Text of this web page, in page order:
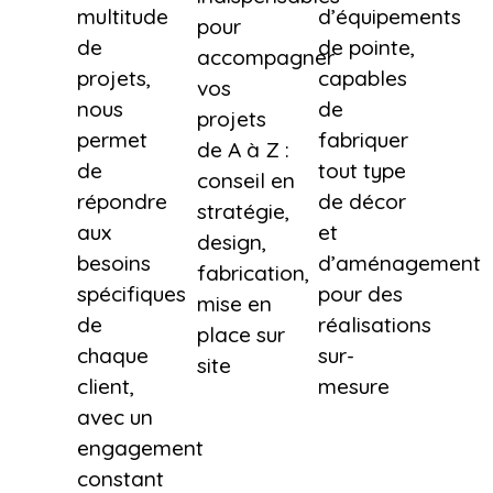
multitude
de
projets,
nous
permet
de
répondre
aux
besoins
spécifiques
de
chaque
client,
avec un
engagement
constant
pour
accompagner
vos
projets
de A à Z :
conseil en
stratégie,
design,
fabrication,
mise en
place sur
site
d’équipements
de pointe,
capables
de
fabriquer
tout type
de décor
et
d’aménagement
pour des
réalisations
sur-
mesure